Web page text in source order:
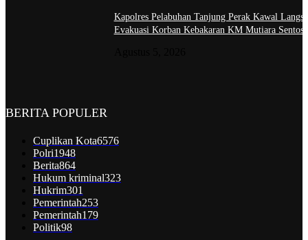
Kapolres Pelabuhan Tanjung Perak Kawal
Evakuasi Korban Kebakaran KM Mutiara
BERITA POPULER
Cuplikan Kota6576
Polri1948
Berita864
Hukum kriminal323
Hukrim301
Pemerintah253
Pemerintah179
Politik98